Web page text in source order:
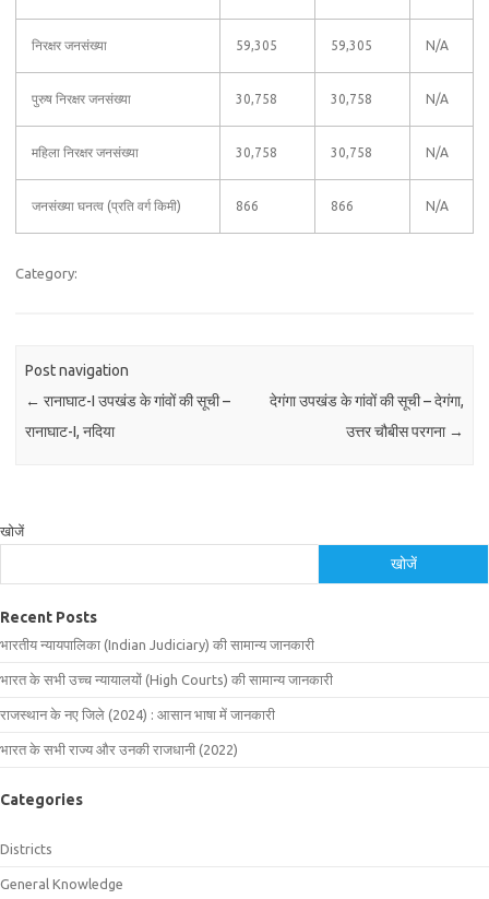
निरक्षर जनसंख्या 59,305 59,305 N/A
पुरुष निरक्षर जनसंख्या 30,758 30,758 N/A
महिला निरक्षर जनसंख्या 30,758 30,758 N/A
जनसंख्या घनत्व (प्रति वर्ग किमी) 866 866 N/A
Category:
Post navigation
← रानाघाट-I उपखंड के गांवों की सूची –
रानाघाट-I, नदिया
देगंगा उपखंड के गांवों की सूची – देगंगा,
उत्तर चौबीस परगना →
खोजें
खोजें
Recent Posts
भारतीय न्यायपालिका (Indian Judiciary) की सामान्य जानकारी
भारत के सभी उच्च न्यायालयों (High Courts) की सामान्य जानकारी
राजस्थान के नए जिले (2024) : आसान भाषा में जानकारी
भारत के सभी राज्य और उनकी राजधानी (2022)
Categories
Districts
General Knowledge